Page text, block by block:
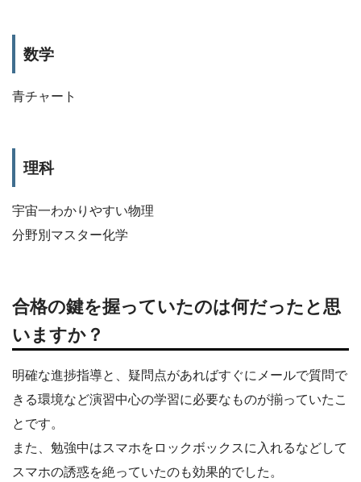
数学
青チャート
理科
宇宙一わかりやすい物理
分野別マスター化学
合格の鍵を握っていたのは何だったと思
いますか？
明確な進捗指導と、疑問点があればすぐにメールで質問で
きる環境など演習中心の学習に必要なものが揃っていたこ
とです。
また、勉強中はスマホをロックボックスに入れるなどして
スマホの誘惑を絶っていたのも効果的でした。